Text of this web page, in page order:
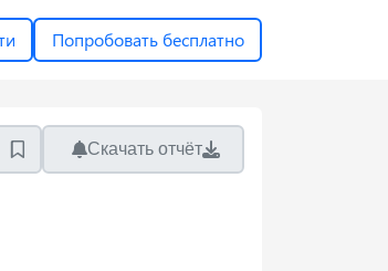
Попробовать бесплатно
Скачать отчёт